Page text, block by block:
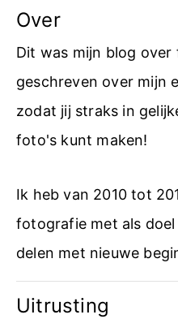
Over
Dit was mijn blog
geschreven over mijn
zodat jij straks in
foto's kunt maken!
Ik heb van 2010 tot
fotografie met als
delen met nieuwe
Uitrusting